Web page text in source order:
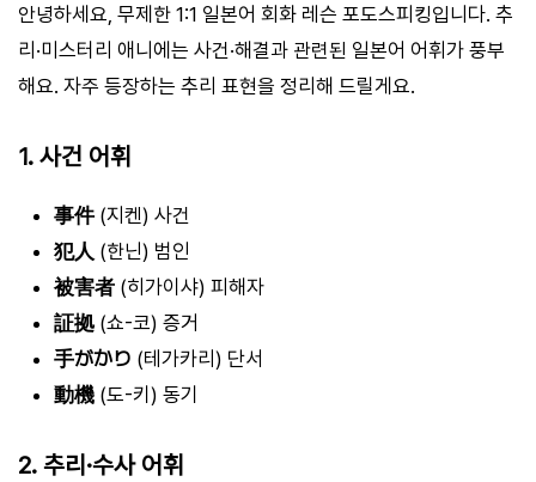
안녕하세요, 무제한 1:1 일본어 회화 레슨 포도스피킹입니다. 추
리·미스터리 애니에는 사건·해결과 관련된 일본어 어휘가 풍부
해요. 자주 등장하는 추리 표현을 정리해 드릴게요.
1. 사건 어휘
事件(지켄) 사건
犯人 (한닌) 범인
被害者 (히가이샤) 피해자
証拠 (쇼-코) 증거
手がかり (테가카리) 단서
動機 (도-키) 동기
2. 추리·수사 어휘